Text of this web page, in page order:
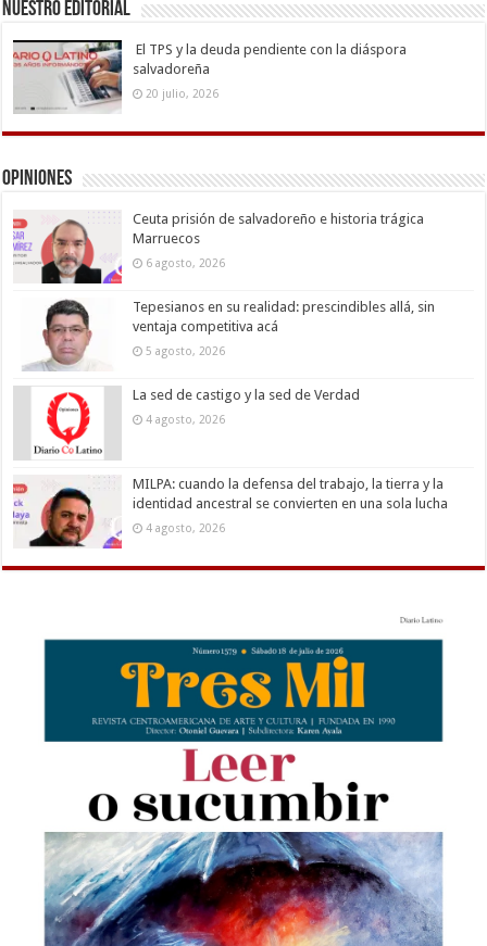
Nuestro Editorial
El TPS y la deuda pendiente con la diáspora
salvadoreña
20 julio, 2026
Opiniones
Ceuta prisión de salvadoreño e historia trágica
Marruecos
6 agosto, 2026
Tepesianos en su realidad: prescindibles allá, sin
ventaja competitiva acá
5 agosto, 2026
La sed de castigo y la sed de Verdad
4 agosto, 2026
MILPA: cuando la defensa del trabajo, la tierra y la
identidad ancestral se convierten en una sola lucha
4 agosto, 2026